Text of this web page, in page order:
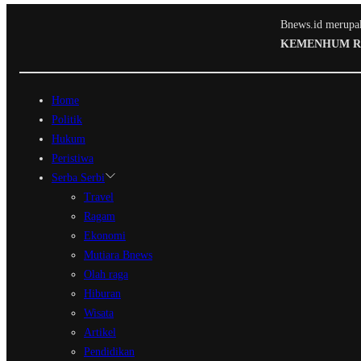
Bnews.id
KEMENHUM
Home
Politik
Hukum
Peristiwa
Serba Serbi
Travel
Ragam
Ekonomi
Mutiara Bnews
Olah raga
Hiburan
Wisata
Artikel
Pendidikan